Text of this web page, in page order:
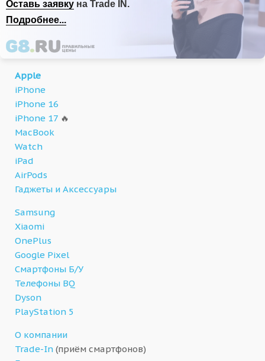
Оставь заявку на Trade IN.
Подробнее...
Apple
iPhone
iPhone 16
iPhone 17 🔥
MacBook
Watch
iPad
AirPods
Гаджеты и Аксессуары
Samsung
Xiaomi
OnePlus
Google Pixel
Смартфоны Б/У
Телефоны BQ
Dyson
PlayStation 5
О компании
Trade-In (приём смартфонов)